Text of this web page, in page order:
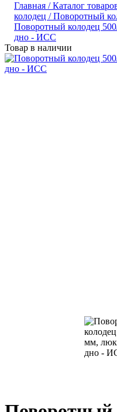
Главная /Каталог
колодец /Поворотный
Поворотный колодец
дно - ИСС
Товар в наличии